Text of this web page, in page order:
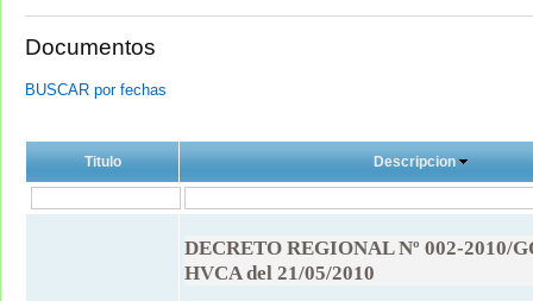
Documentos
BUSCAR por fechas
Titulo Descripcion
DECRETO REGIONAL Nº 002-2010/
HVCA del 21/05/2010